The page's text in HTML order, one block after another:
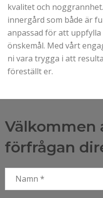
kvalitet och
innergård som både är
anpassad för att uppfylla
önskemål. Med vårt
ni vara trygga i att
föreställt er.
Välkommen
förfrågan